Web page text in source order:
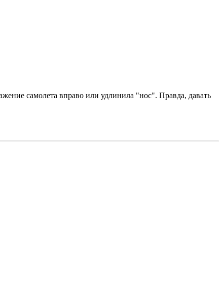
самолета вправо или удлинила "нос". Правда, давать